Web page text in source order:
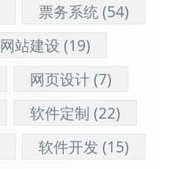
票务系统(54)
网站建设 (19)
网页设计(7)
软件定制 (22)
软件开发 (15)